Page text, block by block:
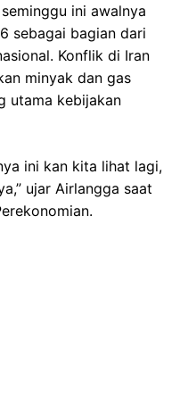
ini awalnya
sebagai bagian dari
Konflik di Iran
minyak dan gas
utama kebijakan
ini kan kita lihat lagi,
ujar Airlangga saat